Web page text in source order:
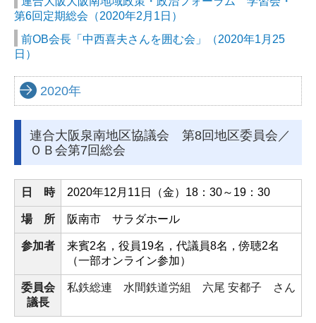
役員用ページ
役員専用ページ
機関会議報告（37・38年度）
街頭行動報告（37・38年度）
第6回定期総会（2020年2月1日）
前OB会長「中西喜夫さんを囲む会」（2020年1月25
日）
2020年
連合大阪泉南地区協議会 第8回地区委員会／
ＯＢ会第7回総会
日 時 2020年12 月11日（金） 18 ：30～ 19 ：30
場 所 阪南市 サラダホール
参加者
来賓2名，役員19名，代議員8名，傍聴2名
（一部オンライン参加）
委員会
議長
私鉄総連 水間鉄道労組 六尾 安都子 さん